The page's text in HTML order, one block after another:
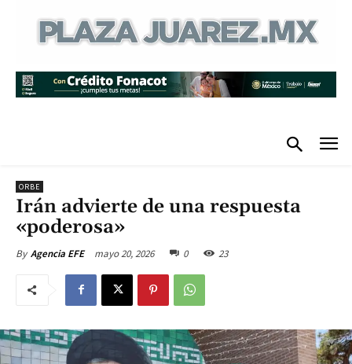
ORBE
Irán advierte de una respuesta
«poderosa»
By Agencia EFE mayo 20, 2026 0 23